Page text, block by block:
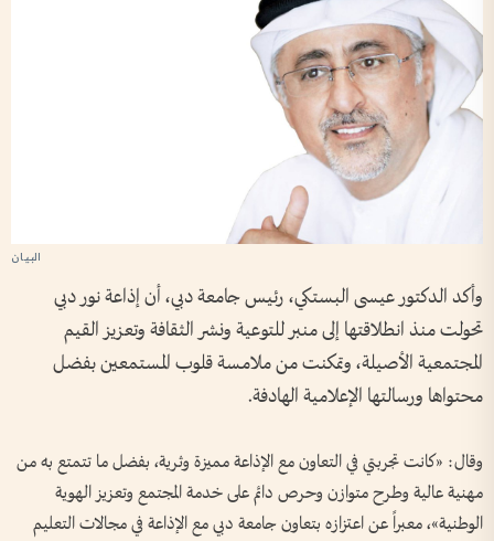
وأكد الدكتور عيسى البستكي، رئيس جامعة دبي، أن إذاعة نور دبي
تحولت منذ انطلاقتها إلى منبر للتوعية ونشر الثقافة وتعزيز القيم
المجتمعية الأصيلة، وتمكنت من ملامسة قلوب المستمعين بفضل
محتواها ورسالتها الإعلامية الهادفة.
وقال: «كانت تجربتي في التعاون مع الإذاعة مميزة وثرية، بفضل ما تتمتع به من
مهنية عالية وطرح متوازن وحرص دائم على خدمة المجتمع وتعزيز الهوية
الوطنية»، معبراً عن اعتزازه بتعاون جامعة دبي مع الإذاعة في مجالات التعليم